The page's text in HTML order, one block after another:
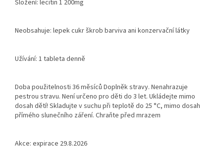
Složení: lecitin 1 200mg
Neobsahuje: lepek cukr škrob barviva ani konzervační látky
Užívání: 1 tableta denně
Doba použitelnosti 36 měsíců Doplněk stravy. Nenahrazuje
pestrou stravu. Není určeno pro děti do 3 let. Ukládejte mimo
dosah dětí! Skladujte v suchu při teplotě do 25 °C, mimo dosah
přímého slunečního záření. Chraňte před mrazem
Akce: expirace 29.8.2026